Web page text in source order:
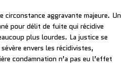
circonstance aggravante majeure. Un
pour délit de fuite qui récidive
plus lourdes. La justice se
envers les récidivistes,
condamnation n’a pas eu l’effet